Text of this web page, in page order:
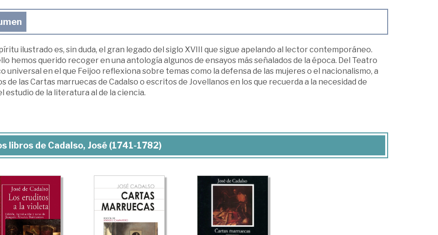
ilustrado es, sin duda, el gran legado del siglo XVIII que sigue apelando al lector contemporáneo.
hemos querido recoger en una antología algunos de ensayos más señalados de la época. Del Teatro
universal en el que Feijoo reflexiona sobre temas como la defensa de las mujeres o el nacionalismo, a
de las Cartas marruecas de Cadalso o escritos de Jovellanos en los que recuerda a la necesidad de
estudio de la literatura al de la ciencia.
libros de Cadalso, José (1741-1782)